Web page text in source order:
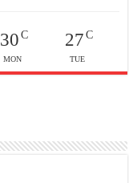
30C
MON
27C
TUE